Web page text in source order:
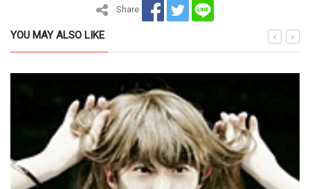
Share
YOU MAY ALSO LIKE